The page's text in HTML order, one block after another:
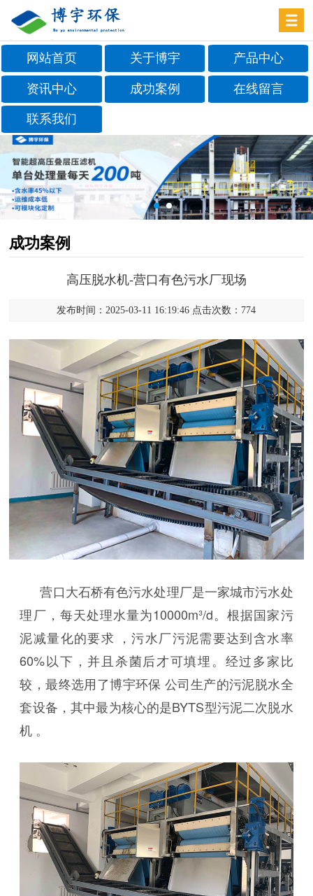
网站首页 关于博宇 产品中心
资讯中心 成功案例 在线留言
联系我们
成功案例
高压脱水机-营口有色污水厂现场
发布时间：2025-03-11 16:19:46 点击次数：774
营口大石桥有色污水处理厂是一家城市污水处
理厂，每天处理水量为10000m³/d。根据国家污
泥减量化的要求 ，污水厂污泥需要达到含水率
60%以下，并且杀菌后才可填埋。经过多家比
较，最终选用了博宇环保 公司生产的污泥脱水全
套设备，其中最为核心的是BYTS型污泥二次脱水
机 。